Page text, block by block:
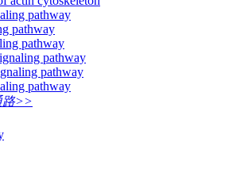
pathway
pathway
pathway
pathway
pathway
pathway
路>>